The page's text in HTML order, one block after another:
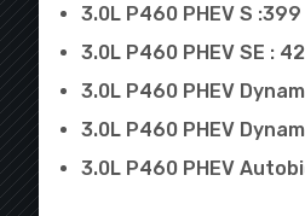
3.0L P460 PHEV S
3.0L P460 PHEV SE :
3.0L P460 PHEV
3.0L P460 PHEV
3.0L P460 PHEV